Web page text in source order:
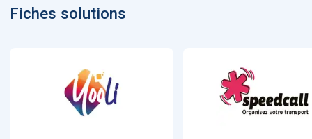
Fiches solutions